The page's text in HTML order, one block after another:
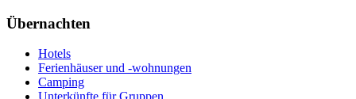
Übernachten
Hotels
Ferienhäuser und -wohnungen
Camping